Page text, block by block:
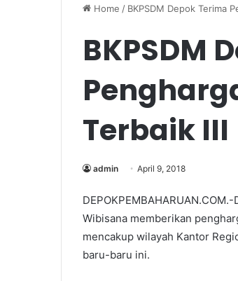
Home / BKPSDM Depok Terima
BKPSDM
Terbaik III
admin April 9, 2018
Wibisana memberikan
mencakup wilayah Kantor
baru-baru ini.